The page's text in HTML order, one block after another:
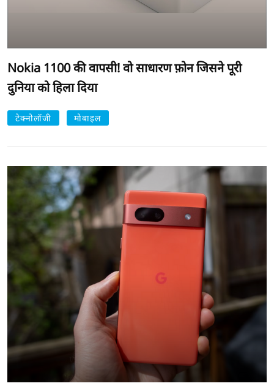
Nokia 1100 की वापसी! वो साधारण फ़ोन जिसने पूरी
दुनिया को हिला दिया
टेक्नोलॉजी मोबाइल